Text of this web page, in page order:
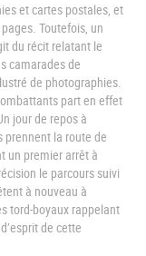
et cartes postales, et
Toutefois, un
du récit relatant le
camarades de
de photographies.
part en effet
jour de repos à
prennent la route de
un premier arrêt à
le parcours suivi
à nouveau à
tord-boyaux rappelant
de cette